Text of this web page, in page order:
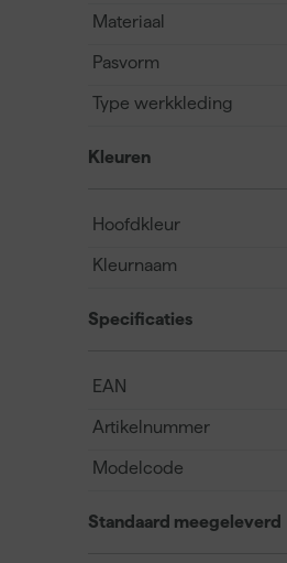
Materiaal
Pasvorm
Type werkkleding
Kleuren
Hoofdkleur
Kleurnaam
Specificaties
EAN
Artikelnummer
Modelcode
Standaard meegeleverd